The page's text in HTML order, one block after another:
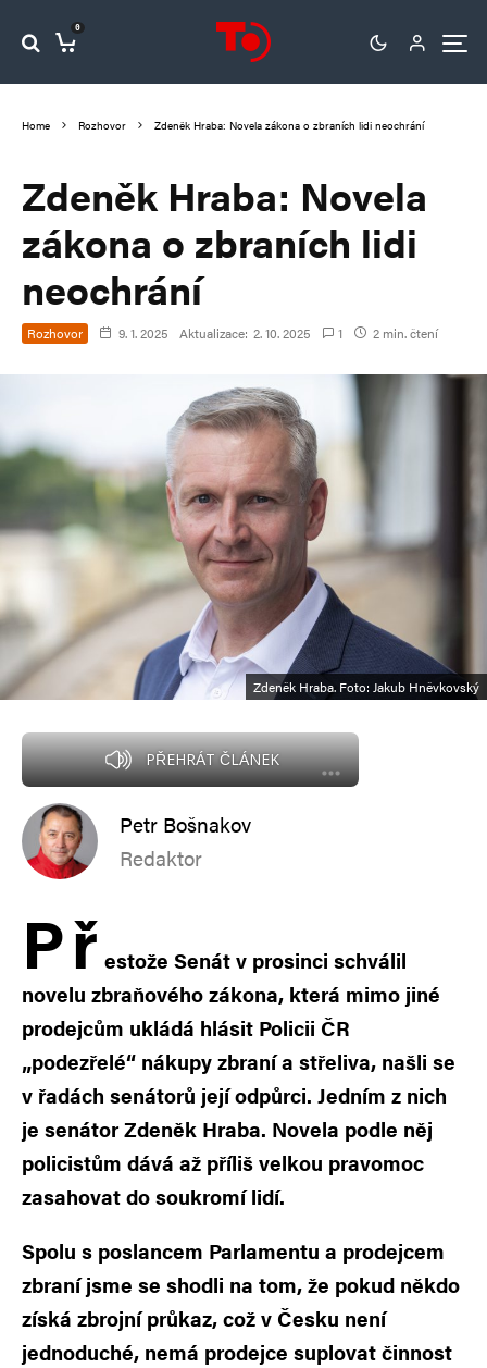
0
Home Rozhovor Zdeněk Hraba: Novela zákona o zbraních lidi neochrání
Zdeněk Hraba: Novela
zákona o zbraních lidi
neochrání
Rozhovor 9. 1. 2025 Aktualizace: 2. 10. 2025 1 2 min. čtení
Zdeněk Hraba. Foto: Jakub Hněvkovský
PŘEHRÁT ČLÁNEK
Petr Bošnakov
Redaktor
Př estože Senát v prosinci schválil
novelu zbraňového zákona, která mimo jiné
prodejcům ukládá hlásit Policii ČR
„podezřelé“ nákupy zbraní a střeliva, našli se
v řadách senátorů její odpůrci. Jedním z nich
je senátor Zdeněk Hraba. Novela podle něj
policistům dává až příliš velkou pravomoc
zasahovat do soukromí lidí.
Spolu s poslancem Parlamentu a prodejcem
zbraní jsme se shodli na tom, že pokud někdo
získá zbrojní průkaz, což v Česku není
jednoduché, nemá prodejce suplovat činnost